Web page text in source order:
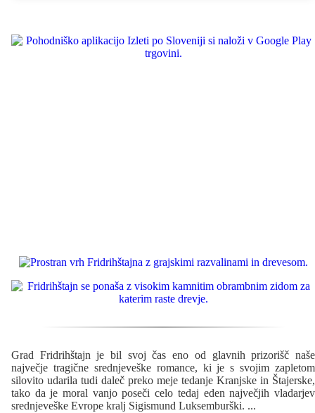
Grad Fridrihštajn je bil svoj čas eno od glavnih prizorišč naše
največje tragične srednjeveške romance, ki je s svojim zapletom
silovito udarila tudi daleč preko meje tedanje Kranjske in Štajerske,
tako da je moral vanjo poseči celo tedaj eden največjih vladarjev
srednjeveške Evrope kralj Sigismund Luksemburški. ...